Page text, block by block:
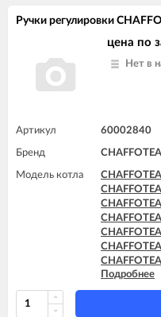
Ручки регулировки
цена по
Нет в
Артикул 60002840
Бренд
Модель котла
Подробнее